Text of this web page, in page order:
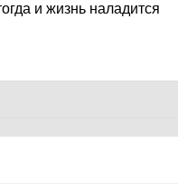
и жизнь наладится